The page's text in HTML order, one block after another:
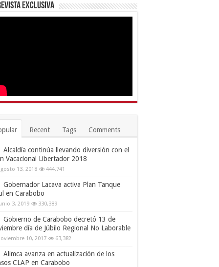
Exclusiva
Recent Tags Comments
Alcaldía continúa llevando diversión con el
Vacacional Libertador 2018
13, 2018 444,741
Gobernador Lacava activa Plan Tanque
en Carabobo
3, 2019 330,389
Gobierno de Carabobo decretó 13 de
día de Júbilo Regional No Laborable
10, 2017 63,382
Alimca avanza en actualización de los
CLAP en Carabobo